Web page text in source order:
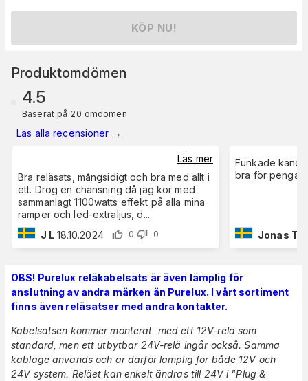
KÖP NU!
Produktomdömen
4.5
Baserat på 20 omdömen
Läs alla recensioner →
Läs mer
Bra reläsats, mångsidigt och bra med allt i
ett. Drog en chansning då jag kör med
sammanlagt 1100watts effekt på alla mina
ramper och led-extraljus, d...
J L 18.10.2024 0 0
Funkade
bra för
Jonas T
OBS! Purelux reläkabelsats är även lämplig för
anslutning av andra märken än Purelux. I vårt sortiment
finns även reläsatser med andra kontakter.
Kabelsatsen kommer monterat med ett 12V-relä som
standard, men ett utbytbar 24V-relä ingår också. Samma
kablage används och är därför lämplig för både 12V och
24V system. Reläet kan enkelt ändras till 24V i "Plug &